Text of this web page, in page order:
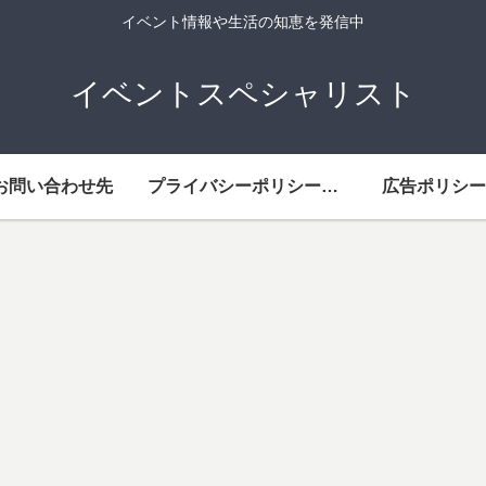
イベント情報や生活の知恵を発信中
イベントスペシャリスト
問い合わせ先 プライバシーポリシー・免責事項 広告ポリシー